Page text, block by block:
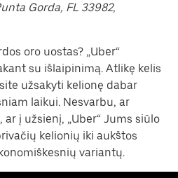
Gorda, FL 33982,
oro uostas? „Uber“
su išlaipinimą. Atlikę kelis
užsakyti kelionę dabar
laikui. Nesvarbu, ar
į užsienį, „Uber“ Jums siūlo
kelionių iki aukštos
variantų.